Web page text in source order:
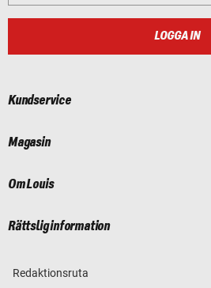
LOGGA IN
Kundservice
Magasin
Om Louis
Rättslig information
Redaktionsruta